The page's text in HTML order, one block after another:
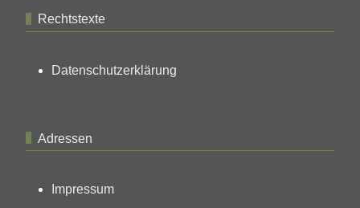
Rechtstexte
Datenschutzerklärung
Adressen
Impressum